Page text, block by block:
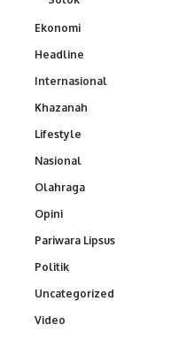
Ekonomi
Headline
Internasional
Khazanah
Lifestyle
Nasional
Olahraga
Opini
Pariwara Lipsus
Politik
Uncategorized
Video